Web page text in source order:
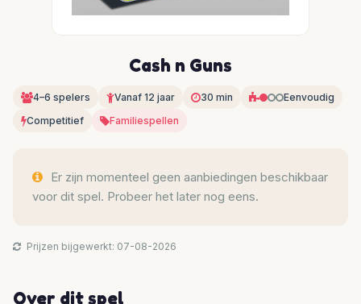
Cash n Guns
4–6 spelers Vanaf 12 jaar 30 min
Eenvoudig
Competitief
Familiespellen
Er zijn momenteel geen aanbiedingen beschikbaar
voor dit spel. Probeer het later nog eens.
Prijzen bijgewerkt: 07-08-2026
Over dit spel